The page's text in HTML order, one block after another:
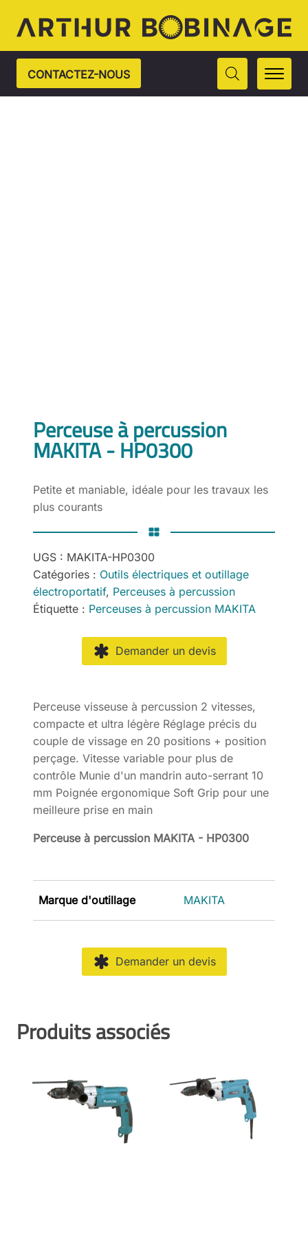
CONTACTEZ-NOUS
Perceuse à percussion
MAKITA - HP0300
Petite et maniable, idéale pour les travaux les
plus courants
UGS : MAKITA-HP0300
Catégories : Outils électriques et outillage
électroportatif, Perceuses à percussion
Étiquette : Perceuses à percussion MAKITA
Demander un devis
Perceuse visseuse à percussion 2 vitesses,
compacte et ultra légère Réglage précis du
couple de vissage en 20 positions + position
perçage. Vitesse variable pour plus de
contrôle Munie d'un mandrin auto-serrant 10
mm Poignée ergonomique Soft Grip pour une
meilleure prise en main
Perceuse à percussion MAKITA - HP0300
Marque d'outillage MAKITA
Demander un devis
Produits associés